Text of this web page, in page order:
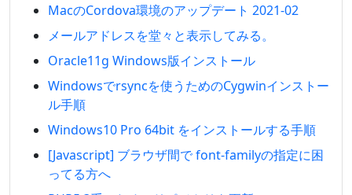
MacのCordova環境のアップデート 2021-02
メールアドレスを堂々と表示してみる。
Oracle11g Windows版インストール
Windowsでrsyncを使うためのCygwinインストー
ル手順
Windows10 Pro 64bit をインストールする手順
[Javascript] ブラウザ間で font-familyの指定に困
ってる方へ